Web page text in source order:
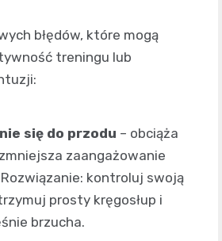
błędów, które mogą
treningu lub
się do przodu – obciąża
zaangażowanie
kontroluj swoją
prosty kręgosłup i
brzucha.